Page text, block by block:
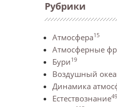
Рубрики
Атмосфера15
Атмосферные
Бури19
Воздушный
Динамика
Естествознание